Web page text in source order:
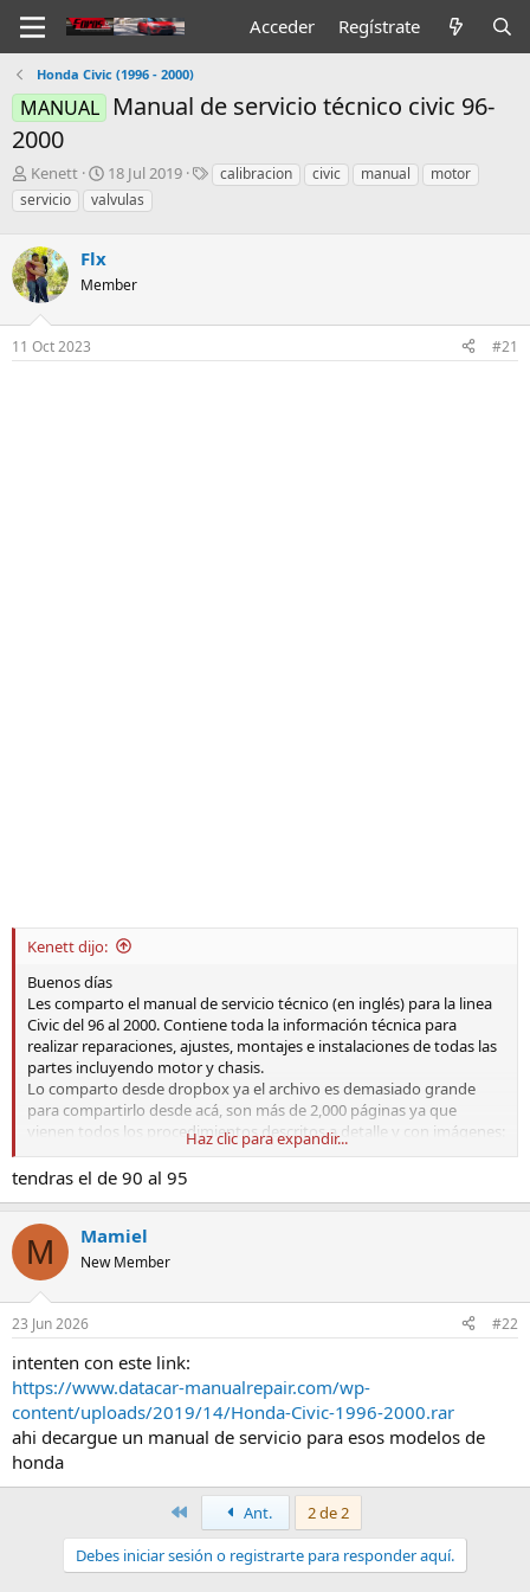
Acceder Regístrate
Honda Civic (1996 - 2000)
MANUAL
Manual de servicio técnico civic 96-
2000
I
n
i
i
a
d
o
r
d
Kenett
F
e
c
d
i
i
18 Jul 2019
E
a
calibracion civic manual
motor
servicio
valvulas
Flx
Member
11 Oct 2023 #21
Kenett dijo:
Buenos días
Les comparto el manual de servicio técnico (en inglés) para la linea
Civic del 96 al 2000. Contiene toda la información técnica para
realizar reparaciones, ajustes, montajes e instalaciones de todas las
partes incluyendo motor y chasis.
Lo comparto desde dropbox ya el archivo es demasiado grande
para compartirlo desde acá, son más de 2,000 páginas ya que
vienen todos los procedimientos descritos a detalle y con imágenes:
Dropbox
Haz clic para expandir...
tendras el de 90 al 95
M Mamiel
New Member
23 Jun 2026 #22
intenten con este link:
https://www.datacar-manualrepair.com/wp-
content/uploads/2019/14/Honda-Civic-1996-2000.rar
ahi decargue un manual de servicio para esos modelos de
honda
PrimeroAnt.
2 de 2
Debes iniciar sesión o registrarte para responder aquí.